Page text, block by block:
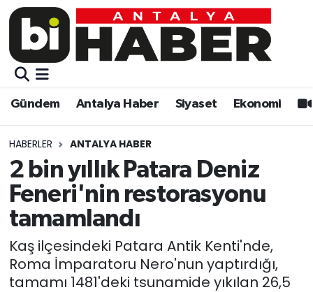
Gündem Antalya Haber Siyaset Ekonomi
HABERLER ANTALYA HABER
2 bin yıllık Patara Deniz
Feneri'nin restorasyonu
tamamlandı
Kaş ilçesindeki Patara Antik Kenti'nde,
Roma İmparatoru Nero'nun yaptırdığı,
tamamı 1481'deki tsunamide yıkılan 26,5
Gündem
Siyaset
Ekonomi
Video
Eğitim
Kültür-sanat
Gündem
Siyaset
Eğitim
Ekonomi
Kültür-sanat
Sağlık
Muratpaşa Nöbetçi Eczaneler
Muratpaşa Trafik Yoğunluk Haritası
Süper Lig Puan Durumu ve Fikstür
Tüm Manşetler
Son Dakika Haberleri
Haber Arşivi